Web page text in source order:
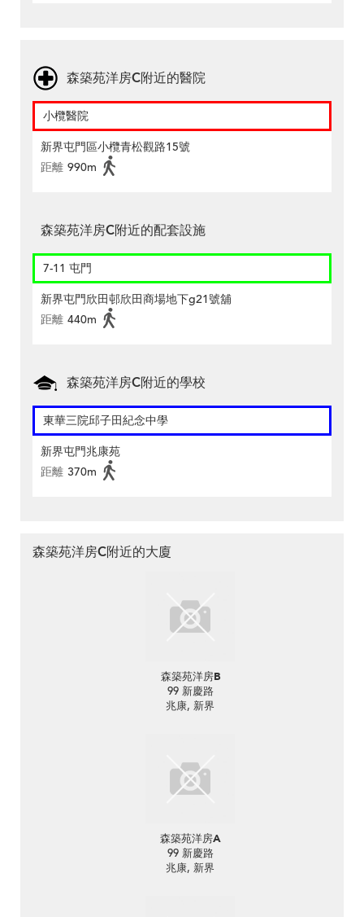
森築苑洋房C附近的醫院
小欖醫院
新界屯門區小欖青松觀路15號
距離 990m
森築苑洋房C附近的配套設施
7-11 屯門
新界屯門欣田邨欣田商場地下g21號舖
距離 440m
森築苑洋房C附近的學校
東華三院邱子田紀念中學
新界屯門兆康苑
距離 370m
森築苑洋房C附近的大廈
森築苑洋房B
99 新慶路
兆康, 新界
森築苑洋房A
99 新慶路
兆康, 新界